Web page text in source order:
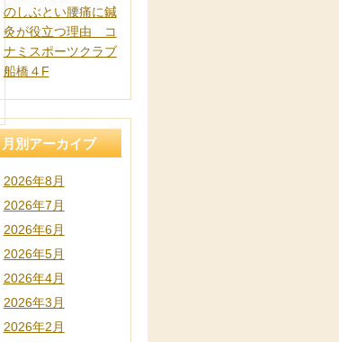
のしぶとい腰痛に鍼
灸が役立つ理由 コ
ナミスポーツクラブ
船橋４F
月別アーカイブ
2026年8月
2026年7月
2026年6月
2026年5月
2026年4月
2026年3月
2026年2月